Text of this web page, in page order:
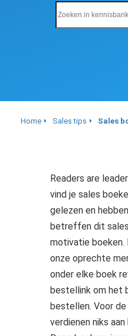
Home Sales tips Sales
Readers are
vind je sales
gelezen en
betreffen dit
motivatie boeken.
onze oprechte
onder elke boek
bestellink om het
bestellen. Voor
verdienen niks